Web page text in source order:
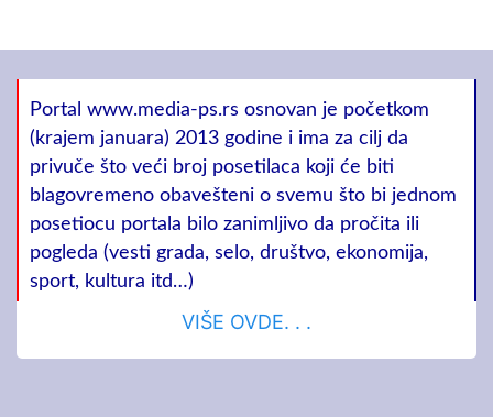
Portal www.media-ps.rs osnovan je početkom
(krajem januara) 2013 godine i ima za cilj da
privuče što veći broj posetilaca koji će biti
blagovremeno obavešteni o svemu što bi jednom
posetiocu portala bilo zanimljivo da pročita ili
pogleda (vesti grada, selo, društvo, ekonomija,
sport, kultura itd…)
VIŠE OVDE. . .